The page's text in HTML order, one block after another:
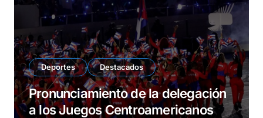
Deportes Destacados
Pronunciamiento de la delegación
a los Juegos Centroamericanos